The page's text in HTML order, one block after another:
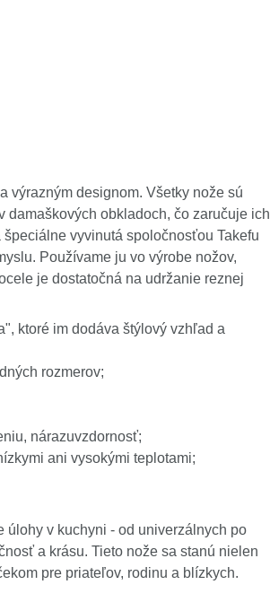
výrazným designom. Všetky nože sú
damaškových obkladoch, čo zaručuje ich
vyvinutá spoločnosťou Takefu
Používame ju vo výrobe nožov,
je dostatočná na udržanie reznej
ktoré im dodáva štýlový vzhľad a
rozmerov;
nárazuvzdornosť;
ani vysokými teplotami;
úlohy v kuchyni - od univerzálnych po
a krásu. Tieto nože sa stanú nielen
pre priateľov, rodinu a blízkych.